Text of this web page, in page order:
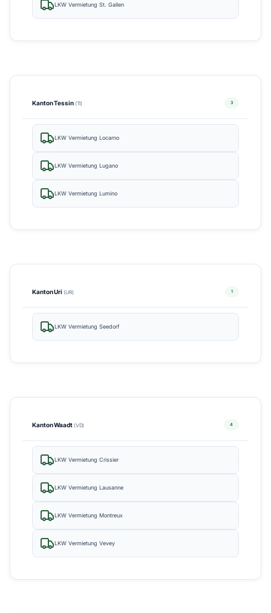
LKW Vermietung St. Gallen
Kanton Tessin (TI) 3
LKW Vermietung Locarno
LKW Vermietung Lugano
LKW Vermietung Lumino
Kanton Uri (UR) 1
LKW Vermietung Seedorf
Kanton Waadt (VD) 4
LKW Vermietung Crissier
LKW Vermietung Lausanne
LKW Vermietung Montreux
LKW Vermietung Vevey